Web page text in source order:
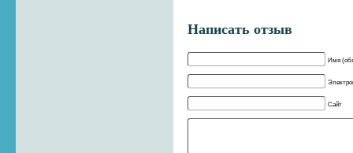
Написать отзыв
Имя
Сайт